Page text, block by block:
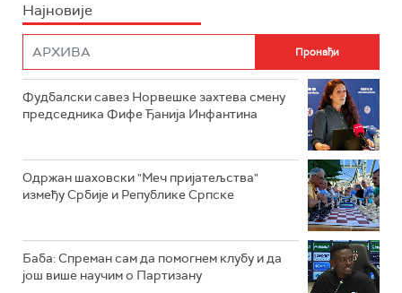
Најновије
Фудбалски савез Норвешке захтева смену
председника Фифе Ђанија Инфантина
Одржан шаховски "Меч пријатељства"
између Србије и Републике Српске
Баба: Спреман сам да помогнем клубу и да
још више научим о Партизану